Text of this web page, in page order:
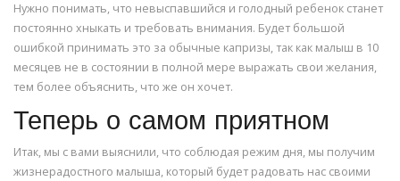
Нужно понимать, что невыспавшийся и голодный ребенок станет
постоянно хныкать и требовать внимания. Будет большой
ошибкой принимать это за обычные капризы, так как малыш в 10
месяцев не в состоянии в полной мере выражать свои желания,
тем более объяснить, что же он хочет.
Теперь о самом приятном
Итак, мы с вами выяснили, что соблюдая режим дня, мы получим
жизнерадостного малыша, который будет радовать нас своими